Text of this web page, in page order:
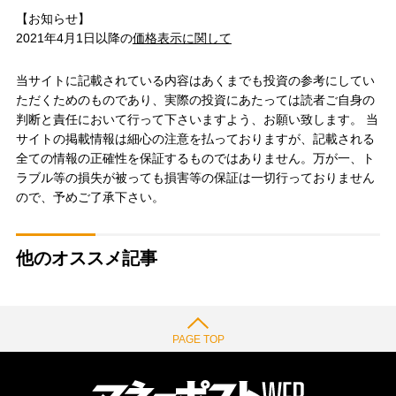
【お知らせ】
2021年4月1日以降の価格表示に関して
当サイトに記載されている内容はあくまでも投資の参考にしてい
ただくためのものであり、実際の投資にあたっては読者ご自身の
判断と責任において行って下さいますよう、お願い致します。 当
サイトの掲載情報は細心の注意を払っておりますが、記載される
全ての情報の正確性を保証するものではありません。万が一、ト
ラブル等の損失が被っても損害等の保証は一切行っておりません
ので、予めご了承下さい。
他のオススメ記事
PAGE TOP